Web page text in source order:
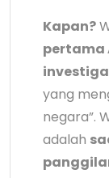
Kapan?
pertama
yang
negara”.
adalah